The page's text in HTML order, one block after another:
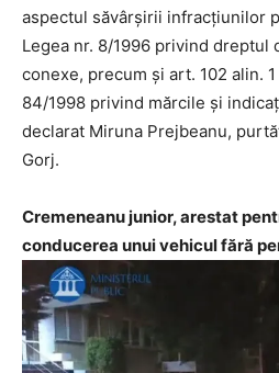
aspectul săvârșirii infracțiunilor
Legea nr. 8/1996 privind dreptul
conexe, precum și art. 102 alin.
84/1998 privind mărcile și
declarat Miruna Prejbeanu,
Gorj.
Cremeneanu junior, arestat
conducerea unui vehicul fără